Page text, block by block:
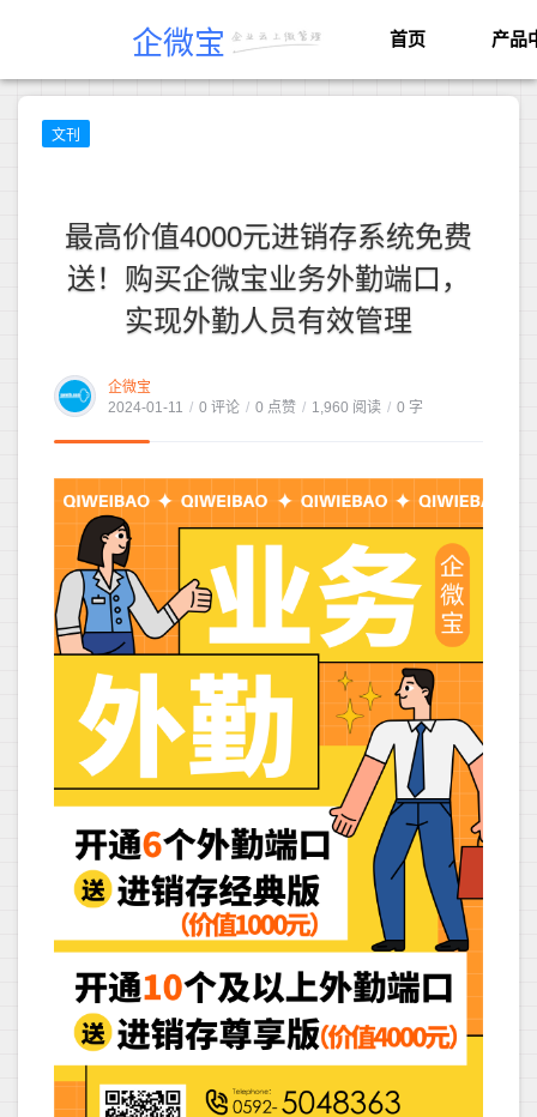
企微宝 首页 产品
文刊
最高价值4000元进销存系统免费
送！购买企微宝业务外勤端口，
实现外勤人员有效管理
企微宝
2024-01-11 / 0 评论 / 0 点赞 / 1,960 阅读 / 0 字